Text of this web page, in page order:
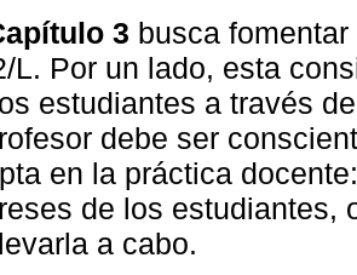
3 busca
L. Por un lado, esta
estudiantes a través
debe ser
en la práctica
de los estudiantes,
a cabo.